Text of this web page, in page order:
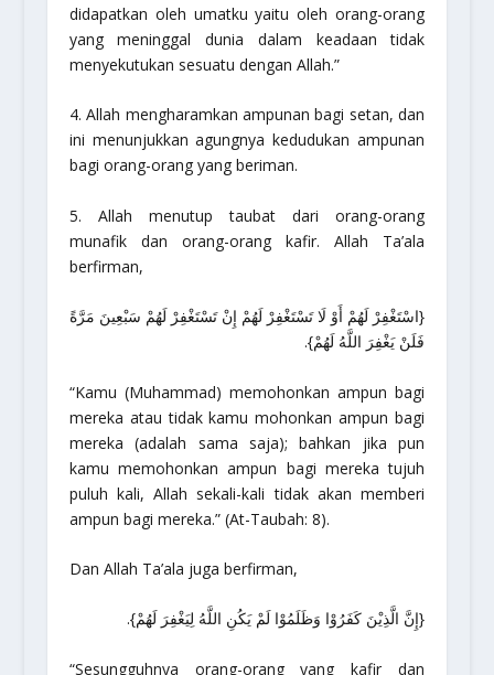
didapatkan oleh umatku yaitu oleh orang-orang
yang meninggal dunia dalam keadaan tidak
menyekutukan sesuatu dengan Allah.”
4. Allah mengharamkan ampunan bagi setan, dan
ini menunjukkan agungnya kedudukan ampunan
bagi orang-orang yang beriman.
5. Allah menutup taubat dari orang-orang
munafik dan orang-orang kafir. Allah Ta’ala
berfirman,
{اسْتَغْفِرْ لَهُمْ أَوْ لَا تَسْتَغْفِرْ لَهُمْ إِنْ تَسْتَغْفِرْ لَهُمْ سَبْعِينَ مَرَّةً
فَلَنْ يَغْفِرَ اللَّهُ لَهُمْ}.
“Kamu (Muhammad) memohonkan ampun bagi
mereka atau tidak kamu mohonkan ampun bagi
mereka (adalah sama saja); bahkan jika pun
kamu memohonkan ampun bagi mereka tujuh
puluh kali, Allah sekali-kali tidak akan memberi
ampun bagi mereka.”(At-Taubah: 8).
Dan Allah Ta’ala juga berfirman,
{إِنَّ الَّذِيْنَ كَفَرُوْا وَظَلَمُوْا لَمْ يَكُنِ اللَّهُ لِيَغْفِرَ لَهُمْ}.
“Sesungguhnya orang-orang yang kafir dan